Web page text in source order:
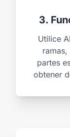
3.
Utilice
partes
obtener